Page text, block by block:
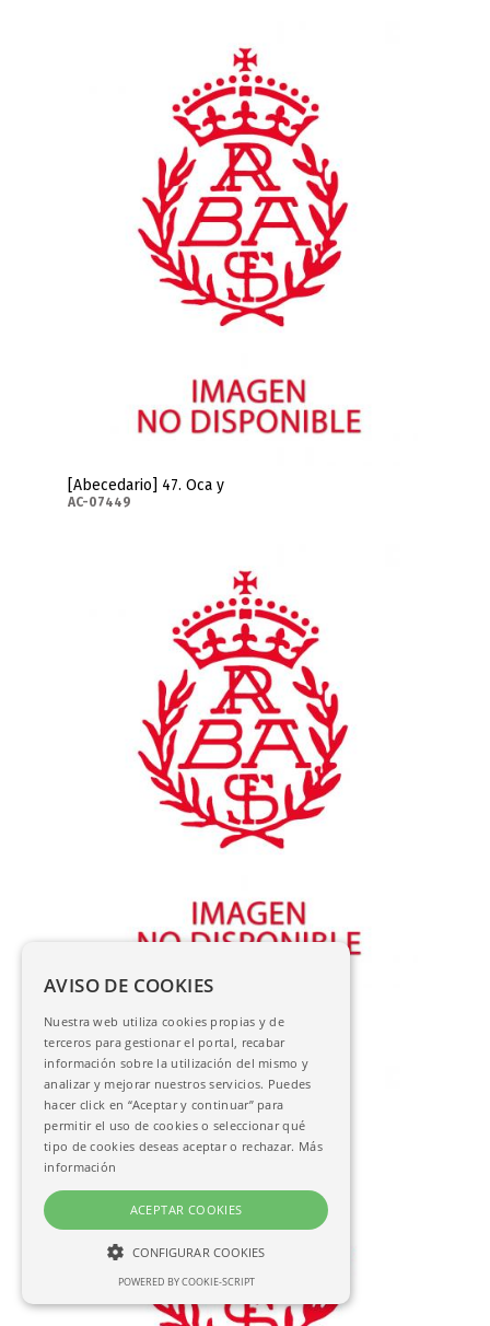
[Abecedario] 47. Oca y
AC-07449
AC-07450
AVISO DE COOKIES
Nuestra web utiliza cookies propias y de
terceros para gestionar el portal, recabar
información sobre la utilización del mismo y
analizar y mejorar nuestros servicios. Puedes
hacer click en “Aceptar y continuar” para
permitir el uso de cookies o seleccionar qué
tipo de cookies deseas aceptar o rechazar. Más
información
ACEPTAR COOKIES
CONFIGURAR COOKIES
NECESARIASPOWERED BY COOKIE-SCRIPT